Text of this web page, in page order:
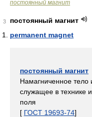
постоянный магнит
3
постоянный магнит
permanent magnet
постоянный магнит
Намагниченное тело
служащее в технике
поля
[ ГОСТ 19693-74]